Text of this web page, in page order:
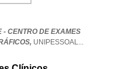
- CENTRO DE EXAMES
UNIPESSOAL...